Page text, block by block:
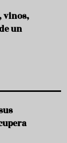
vinos,
un